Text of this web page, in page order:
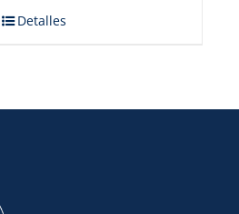
Detalles